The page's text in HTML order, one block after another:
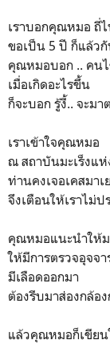
เราบอกคุณหมอ ถี่
ขอเป็น 5 ปี ก็แล้ว
คุณหมอบอก .. คน
เมื่อเกิดอะไรขึ้น
ก็จะบอก รู้งี้.. จะมา
เราเข้าใจคุณหมอ
ณ สถาบันมะเร็งแ
ท่านคงเจอเคสมาเ
จึงเตือนให้เราไม่ป
คุณหมอแนะนำให้
ให้มีการตรวจอุจจ
มีเลือดออกมา
ต้องรีบมาส่องกล้อ
แล้วคุณหมอก็เขีย